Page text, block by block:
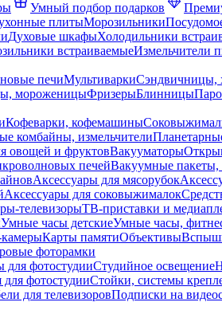
Умный подбор подарков
плитыМорозильники
Духовые шкафыХолодильники
встраиваемыеИзмельчители
печиМультиваркиСэндвичницы,
мороженицыФризерыБлинницы
Кофеварки, кофемашины
комбайны, измельчители
овощей и фруктовВакууматоры
печейВакуумные пакеты,
Аксессуары для мясорубок
Аксессуары для соковыжималок
телевизорыТВ-приставки и
Умные часы детскиеУмные часы,
Карты памятиОбъективы
фоторамки
фотостудииСтудийное освещение
фотостудииСтойки, системы
для телевизоровПодписки на